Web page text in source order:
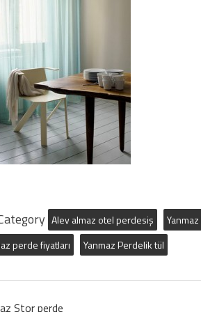
Alev almaz otel perdesiş
perde fiyatları
Yanmaz Perdelik tül
Stor perde